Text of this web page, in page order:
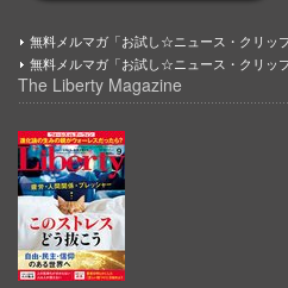
無料メルマガ「お試し☆ニュース・クリッ
無料メルマガ「お試し☆ニュース・クリッ
The Liberty Magazine